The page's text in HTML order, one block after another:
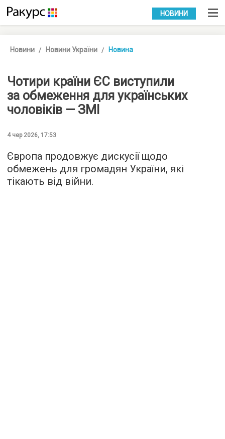
УКР РУС
НОВИНИ
Новини Новини України Новина
Чотири країни ЄС виступили
за обмеження для українських
чоловіків — ЗМІ
4 чер 2026, 17:53
Європа продовжує дискусії щодо
обмежень для громадян України, які
тікають від війни.